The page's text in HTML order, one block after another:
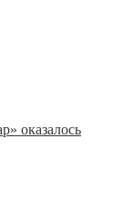
оказалось